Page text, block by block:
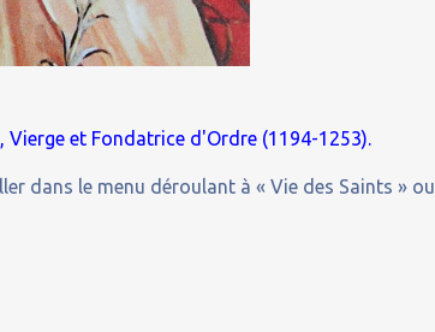
Vierge et Fondatrice d'Ordre (1194-1253).
dans le menu déroulant à « Vie des Saints » ou